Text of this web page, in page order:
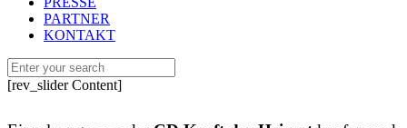
PARTNER
KONTAKT
[rev_slider Content]